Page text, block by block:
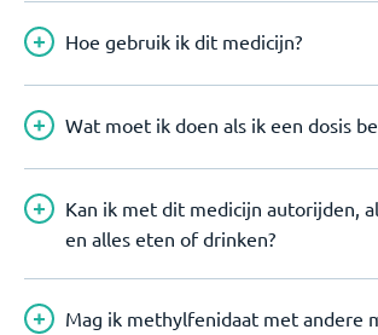
Hoe gebruik ik dit medicijn?
Wat moet ik doen als ik een dosis
Kan ik met dit medicijn autorijden,
en alles eten of drinken?
Mag ik methylfenidaat met andere